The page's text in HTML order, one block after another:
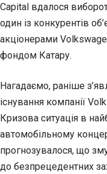
Capital вдалося
один із конкурентів
акціонерами
фондом Катару.
Нагадаємо, раніше
існування компанії
Кризова ситуація в
автомобільному
прогнозувалося, що
до безпрецедентних